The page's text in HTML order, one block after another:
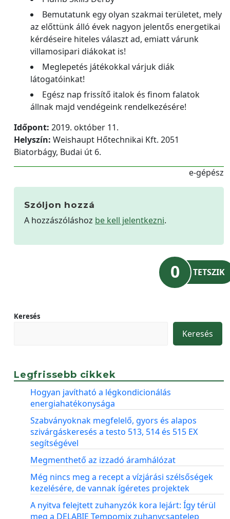
Bemutatunk egy olyan szakmai területet, mely
az előttünk álló évek nagyon jelentős energetikai
kérdéseire hiteles választ ad, emiatt várunk
villamosipari diákokat is!
Meglepetés játékokkal várjuk diák
látogatóinkat!
Egész nap frissítő italok és finom falatok
állnak majd vendégeink rendelkezésére!
Időpont: 2019. október 11.
Helyszín: Weishaupt Hőtechnikai Kft. 2051
Biatorbágy, Budai út 6.
e-gépész
Szóljon hozzá
A hozzászóláshoz be kell jelentkezni.
0 TETSZIK
Keresés
Keresés
Legfrissebb cikkek
Hogyan javítható a légkondicionálás
energiahatékonysága
Szabványoknak megfelelő, gyors és alapos
szivárgáskeresés a testo 513, 514 és 515 EX
segítségével
Megmenthető az izzadó áramhálózat
Még nincs meg a recept a vízjárási szélsőségek
kezelésére, de vannak ígéretes projektek
A nyitva felejtett zuhanyzók kora lejárt: Így térül
meg a DELABIE Tempomix zuhanycsaptelep